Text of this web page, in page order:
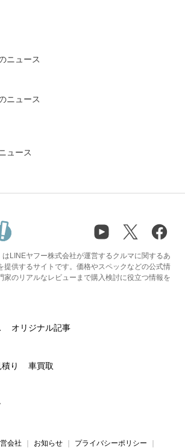
ニュース
ニュース
ュース
LINEヤフー株式会社が運営するクルマに関するあ
提供するサイトです。価格やスペックなどの公式情
家のリアルなレビューまで購入検討に役立つ情報を
オリジナル記事
り 車買取
会社 お知らせ プライバシーポリシー